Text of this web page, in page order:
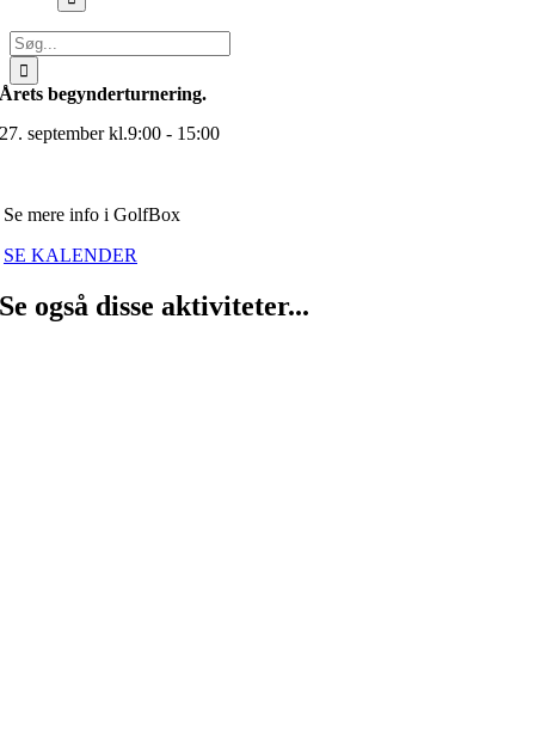
Søg
efter:
Årets begynderturnering.
27. september kl.9:00 - 15:00
Se mere info i GolfBox
SE KALENDER
Se også disse aktiviteter...